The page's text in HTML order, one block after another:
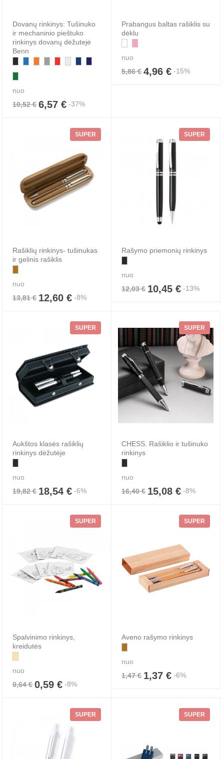
Dovanų rinkinys: Tušinuko
ir mechaninio pieštuko
rinkinys dovanų dėžutejė
Benn
nuo
10,52 € 6,57 € -37%
Prabangus baltas rašiklis su
dėklu
nuo
5,86 € 4,96 € -15%
SUPER
Rašiklių rinkinys- tušinukas
ir gelinis rašiklis
nuo
13,81 € 12,60 € -8%
SUPER
Rašymo priemonių rinkinys
nuo
12,03 € 10,45 € -13%
SUPER
Aukštos klasės rašiklių
rinkinys dėžutėje
nuo
19,82 € 18,54 € -6%
SUPER
CHESS. Rašiklio ir tušinuko
rinkinys
nuo
16,40 € 15,08 € -8%
SUPER
Spalvinimo rinkinys,
kreidutės
nuo
0,64 € 0,59 € -8%
SUPER
Aveno rašymo rinkinys
nuo
1,47 € 1,37 € -6%
SUPER SUPER